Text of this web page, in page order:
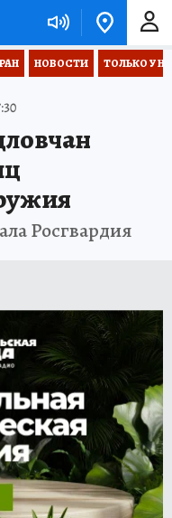
НОВОСТИ ТОЛЬКО У
Росгвардия